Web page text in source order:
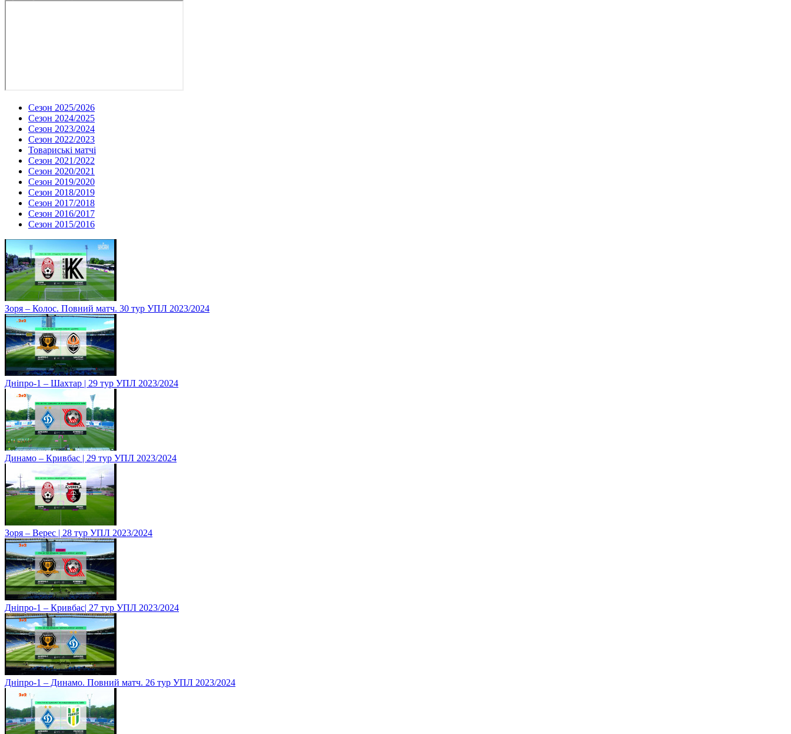
Сезон 2025/2026
Сезон 2024/2025
Сезон 2023/2024
Сезон 2022/2023
Товариські матчі
Сезон 2021/2022
Сезон 2020/2021
Сезон 2019/2020
Сезон 2018/2019
Сезон 2017/2018
Сезон 2016/2017
Сезон 2015/2016
Зоря – Колос. Повний матч. 30 тур УПЛ 2023/2024
Дніпро-1 – Шахтар | 29 тур УПЛ 2023/2024
Динамо – Кривбас | 29 тур УПЛ 2023/2024
Зоря – Верес | 28 тур УПЛ 2023/2024
Дніпро-1 – Кривбас| 27 тур УПЛ 2023/2024
Дніпро-1 – Динамо. Повний матч. 26 тур УПЛ 2023/2024